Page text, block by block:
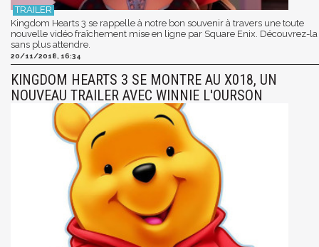
Kingdom Hearts 3 se rappelle à notre bon souvenir à travers une toute
nouvelle vidéo fraîchement mise en ligne par Square Enix. Découvrez-la
sans plus attendre.
20/11/2018, 16:34
KINGDOM HEARTS 3 SE MONTRE AU X018, UN
NOUVEAU TRAILER AVEC WINNIE L'OURSON